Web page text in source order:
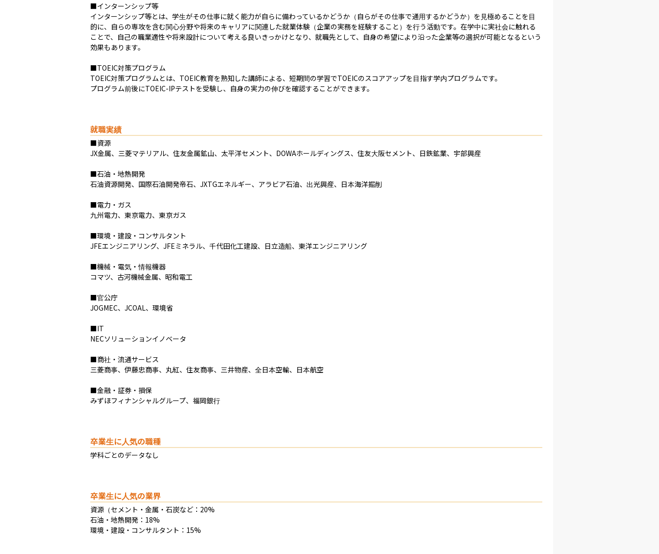
■インターンシップ等
インターンシップ等とは、学生がその仕事に就く能力が自らに備わっているかどうか（自らがその仕事で通用するかどうか）を見極めることを目
的に、自らの専攻を含む関心分野や将来のキャリアに関連した就業体験（企業の実務を経験すること）を行う活動です。在学中に実社会に触れる
ことで、自己の職業適性や将来設計について考える良いきっかけとなり、就職先として、自身の希望により沿った企業等の選択が可能となるという
効果もあります。
■TOEIC対策プログラム
TOEIC対策プログラムとは、TOEIC教育を熟知した講師による、短期間の学習でTOEICのスコアアップを目指す学内プログラムです。
プログラム前後にTOEIC-IPテストを受験し、自身の実力の伸びを確認することができます。
就職実績
■資源
JX金属、三菱マテリアル、住友金属鉱山、太平洋セメント、DOWAホールディングス、住友大阪セメント、日鉄鉱業、宇部興産
■石油・地熱開発
石油資源開発、国際石油開発帝石、JXTGエネルギー、アラビア石油、出光興産、日本海洋掘削
■電力・ガス
九州電力、東京電力、東京ガス
■環境・建設・コンサルタント
JFEエンジニアリング、JFEミネラル、千代田化工建設、日立造船、東洋エンジニアリング
■機械・電気・情報機器
コマツ、古河機械金属、昭和電工
■官公庁
JOGMEC、JCOAL、環境省
■IT
NECソリューションイノベータ
■商社・流通サービス
三菱商事、伊藤忠商事、丸紅、住友商事、三井物産、全日本空輸、日本航空
■金融・証券・損保
みずほフィナンシャルグループ、福岡銀行
卒業生に人気の職種
学科ごとのデータなし
卒業生に人気の業界
資源（セメント・金属・石炭など：20%
石油・地熱開発：18%
環境・建設・コンサルタント：15%